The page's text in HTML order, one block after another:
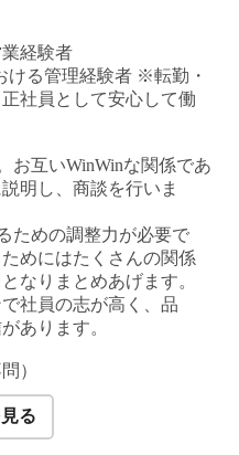
業経験者
ける管理経験者 ※転勤・
社員として安心して働
お互いWinWinな関係であ
明し、商談を行いま
ための調整力が必要で
めにはたくさんの関係
なりまとめあげます。
社員の志が高く、品
あります。
）
る